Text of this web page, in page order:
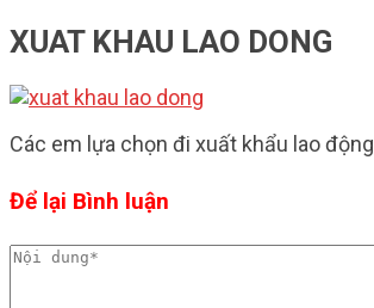
XUAT KHAU LAO DONG
Các em lựa chọn đi xuất khẩu lao động
Để lại Bình luận